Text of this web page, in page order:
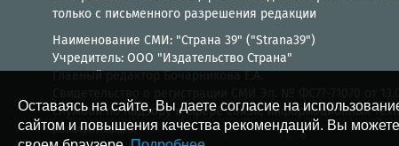
только с письменного разрешения редакции
Наименование СМИ: "Страна 39" ("Strana39")
Учредитель: ООО "Издательство Страна"
Главный редактор Бочарникова Е.А.
службой по надзору в сфере связи, информационных
коммуникаций
Оставаясь на сайте, Вы даете согласие на
сайтом и повышения качества рекомендаций. Вы